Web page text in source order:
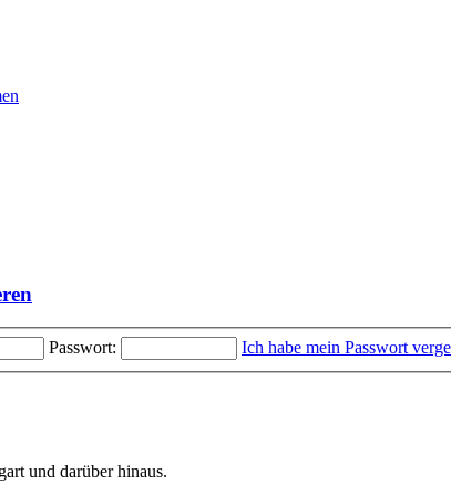
Passwort: Ich habe mein Passwort
und darüber hinaus.